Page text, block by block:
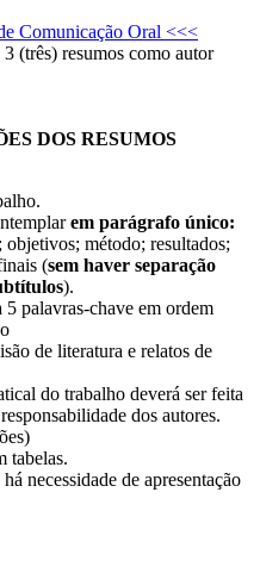
Comunicação Oral <<<
(três) resumos como autor
DOS RESUMOS
em parágrafo único:
método; resultados;
(sem haver separação
).
palavras-chave em ordem
de literatura e relatos de
do trabalho deverá ser feita
dos autores.
tabelas.
necessidade de apresentação